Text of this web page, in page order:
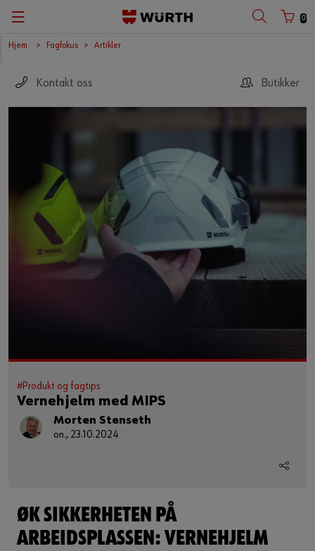
0
Hjem Fagfokus Artikler
Kontakt oss Butikker
#Produkt og fagtips
Vernehjelm med MIPS
Morten Stenseth
on., 23.10.2024
ØK SIKKERHETEN PÅ
ARBEIDSPLASSEN: VERNEHJELM